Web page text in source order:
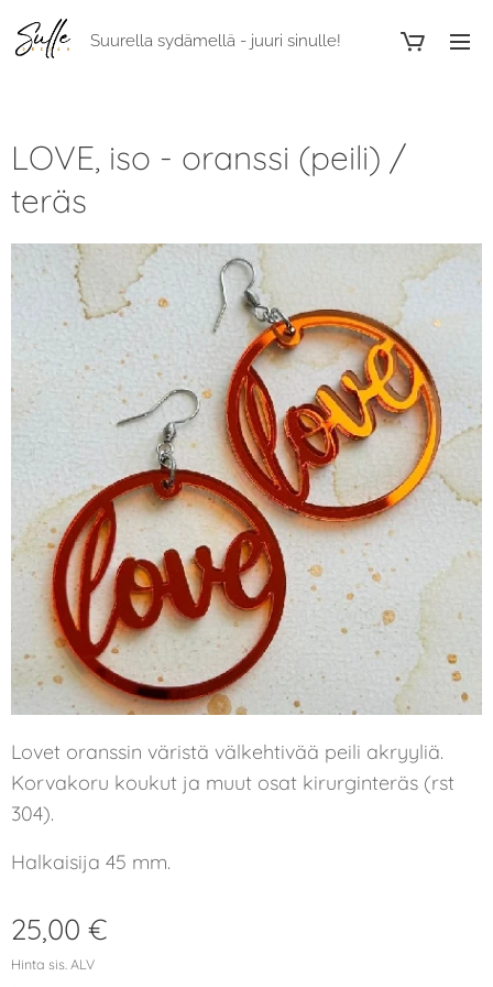
Suurella sydämellä - juuri sinulle!
LOVE, iso - oranssi (peili) /
teräs
Lovet oranssin väristä välkehtivää peili akryyliä.
Korvakoru koukut ja muut osat kirurginteräs (rst
304).
Halkaisija 45 mm.
25,00 €
Hinta sis. ALV